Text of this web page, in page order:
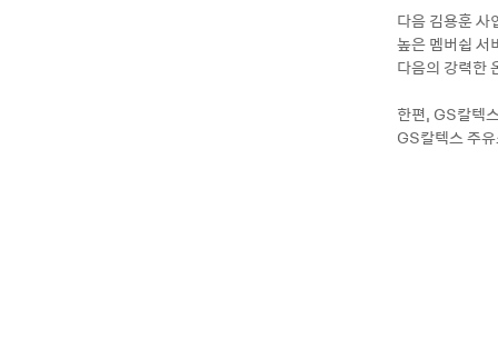
다음 김용훈 사
높은 멤버쉽 서
다음의 강력한
한편, GS칼텍
GS칼텍스 주